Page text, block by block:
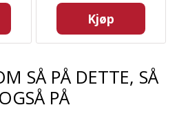
Kjøp
SÅ PÅ DETTE, SÅ
OGSÅ PÅ